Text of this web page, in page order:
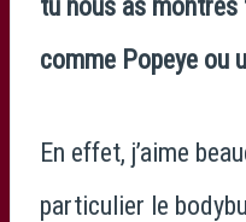
tu nous as montrés
comme Popeye ou
En effet, j’aime
particulier le